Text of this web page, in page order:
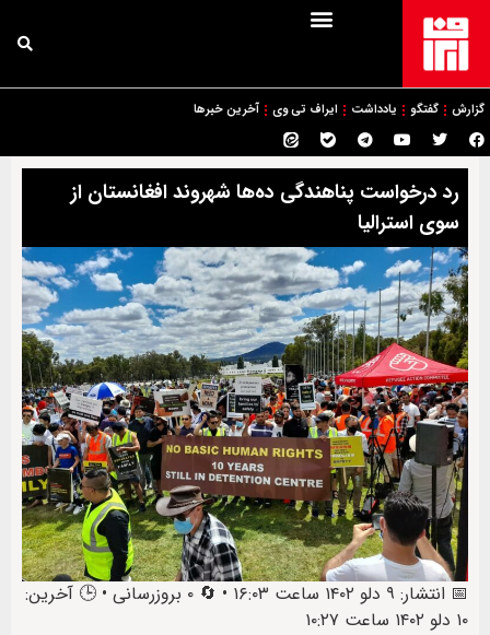
گزارش گفتگو یادداشت ایراف تی وی آخرین خبرها
رد درخواست پناهندگی ده‌ها شهروند افغانستان از
سوی استرالیا
📅 انتشار: ۹ دلو ۱۴۰۲ ساعت ۱۶:۰۳ • 🔄 ۰ بروزرسانی • 🕒 آخرین:
۱۰ دلو ۱۴۰۲ ساعت ۱۰:۲۷